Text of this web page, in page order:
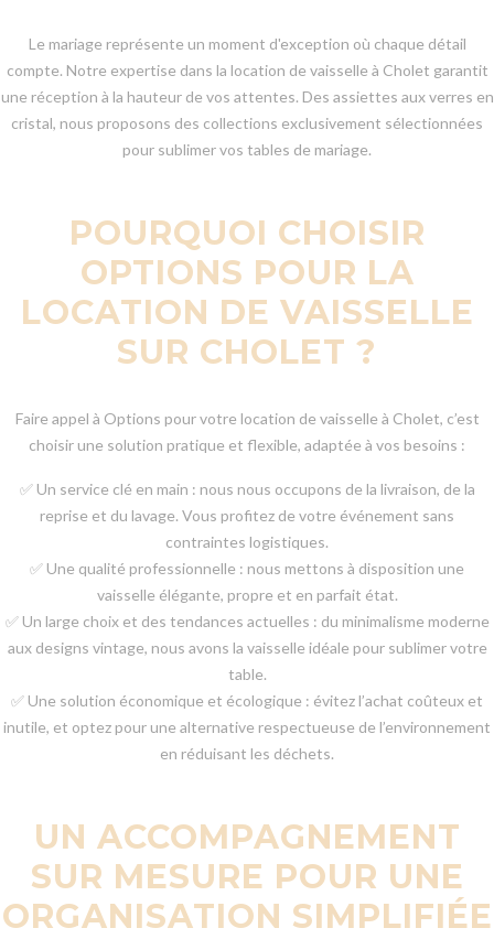
Le mariage représente un moment d'exception où chaque détail
compte. Notre expertise dans la location de vaisselle à Cholet garantit
une réception à la hauteur de vos attentes. Des assiettes aux verres en
cristal, nous proposons des collections exclusivement sélectionnées
pour sublimer vos tables de mariage.
POURQUOI CHOISIR
OPTIONS POUR LA
LOCATION DE VAISSELLE
SUR CHOLET ?
Faire appel à Options pour votre location de vaisselle à Cholet, c’est
choisir une solution pratique et flexible, adaptée à vos besoins :
✅ Un service clé en main : nous nous occupons de la livraison, de la
reprise et du lavage. Vous profitez de votre événement sans
contraintes logistiques.
✅ Une qualité professionnelle : nous mettons à disposition une
vaisselle élégante, propre et en parfait état.
✅ Un large choix et des tendances actuelles : du minimalisme moderne
aux designs vintage, nous avons la vaisselle idéale pour sublimer votre
table.
✅ Une solution économique et écologique : évitez l’achat coûteux et
inutile, et optez pour une alternative respectueuse de l’environnement
en réduisant les déchets.
UN ACCOMPAGNEMENT
SUR MESURE POUR UNE
ORGANISATION SIMPLIFIÉE